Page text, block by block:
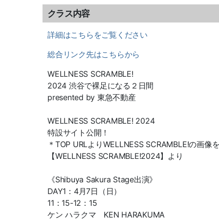
クラス内容
詳細はこちらをご覧ください
総合リンク先はこちらから
WELLNESS SCRAMBLE!
2024 渋谷で裸足になる２日間
presented by 東急不動産
WELLNESS SCRAMBLE! 2024
特設サイト公開！
＊TOP URLよりWELLNESS SCRAMBLE!の画像
【WELLNESS SCRAMBLE!2024】より
《Shibuya Sakura Stage出演》
DAY1：4月7日（日）
11：15-12：15
ケン ハラクマ KEN HARAKUMA